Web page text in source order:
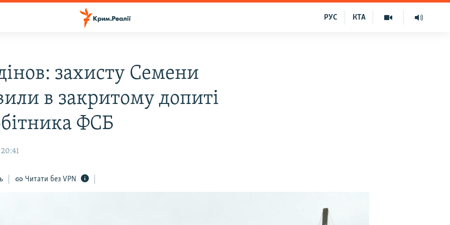
КТА
РУС
захисту Семени
в закритому допиті
ФСБ
Читати без VPN